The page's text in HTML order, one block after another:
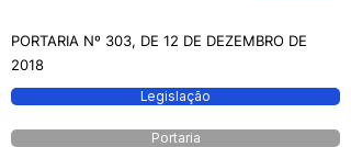
PORTARIA Nº 303, DE 12 DE DEZEMBRO DE
2018
Legislação
Portaria